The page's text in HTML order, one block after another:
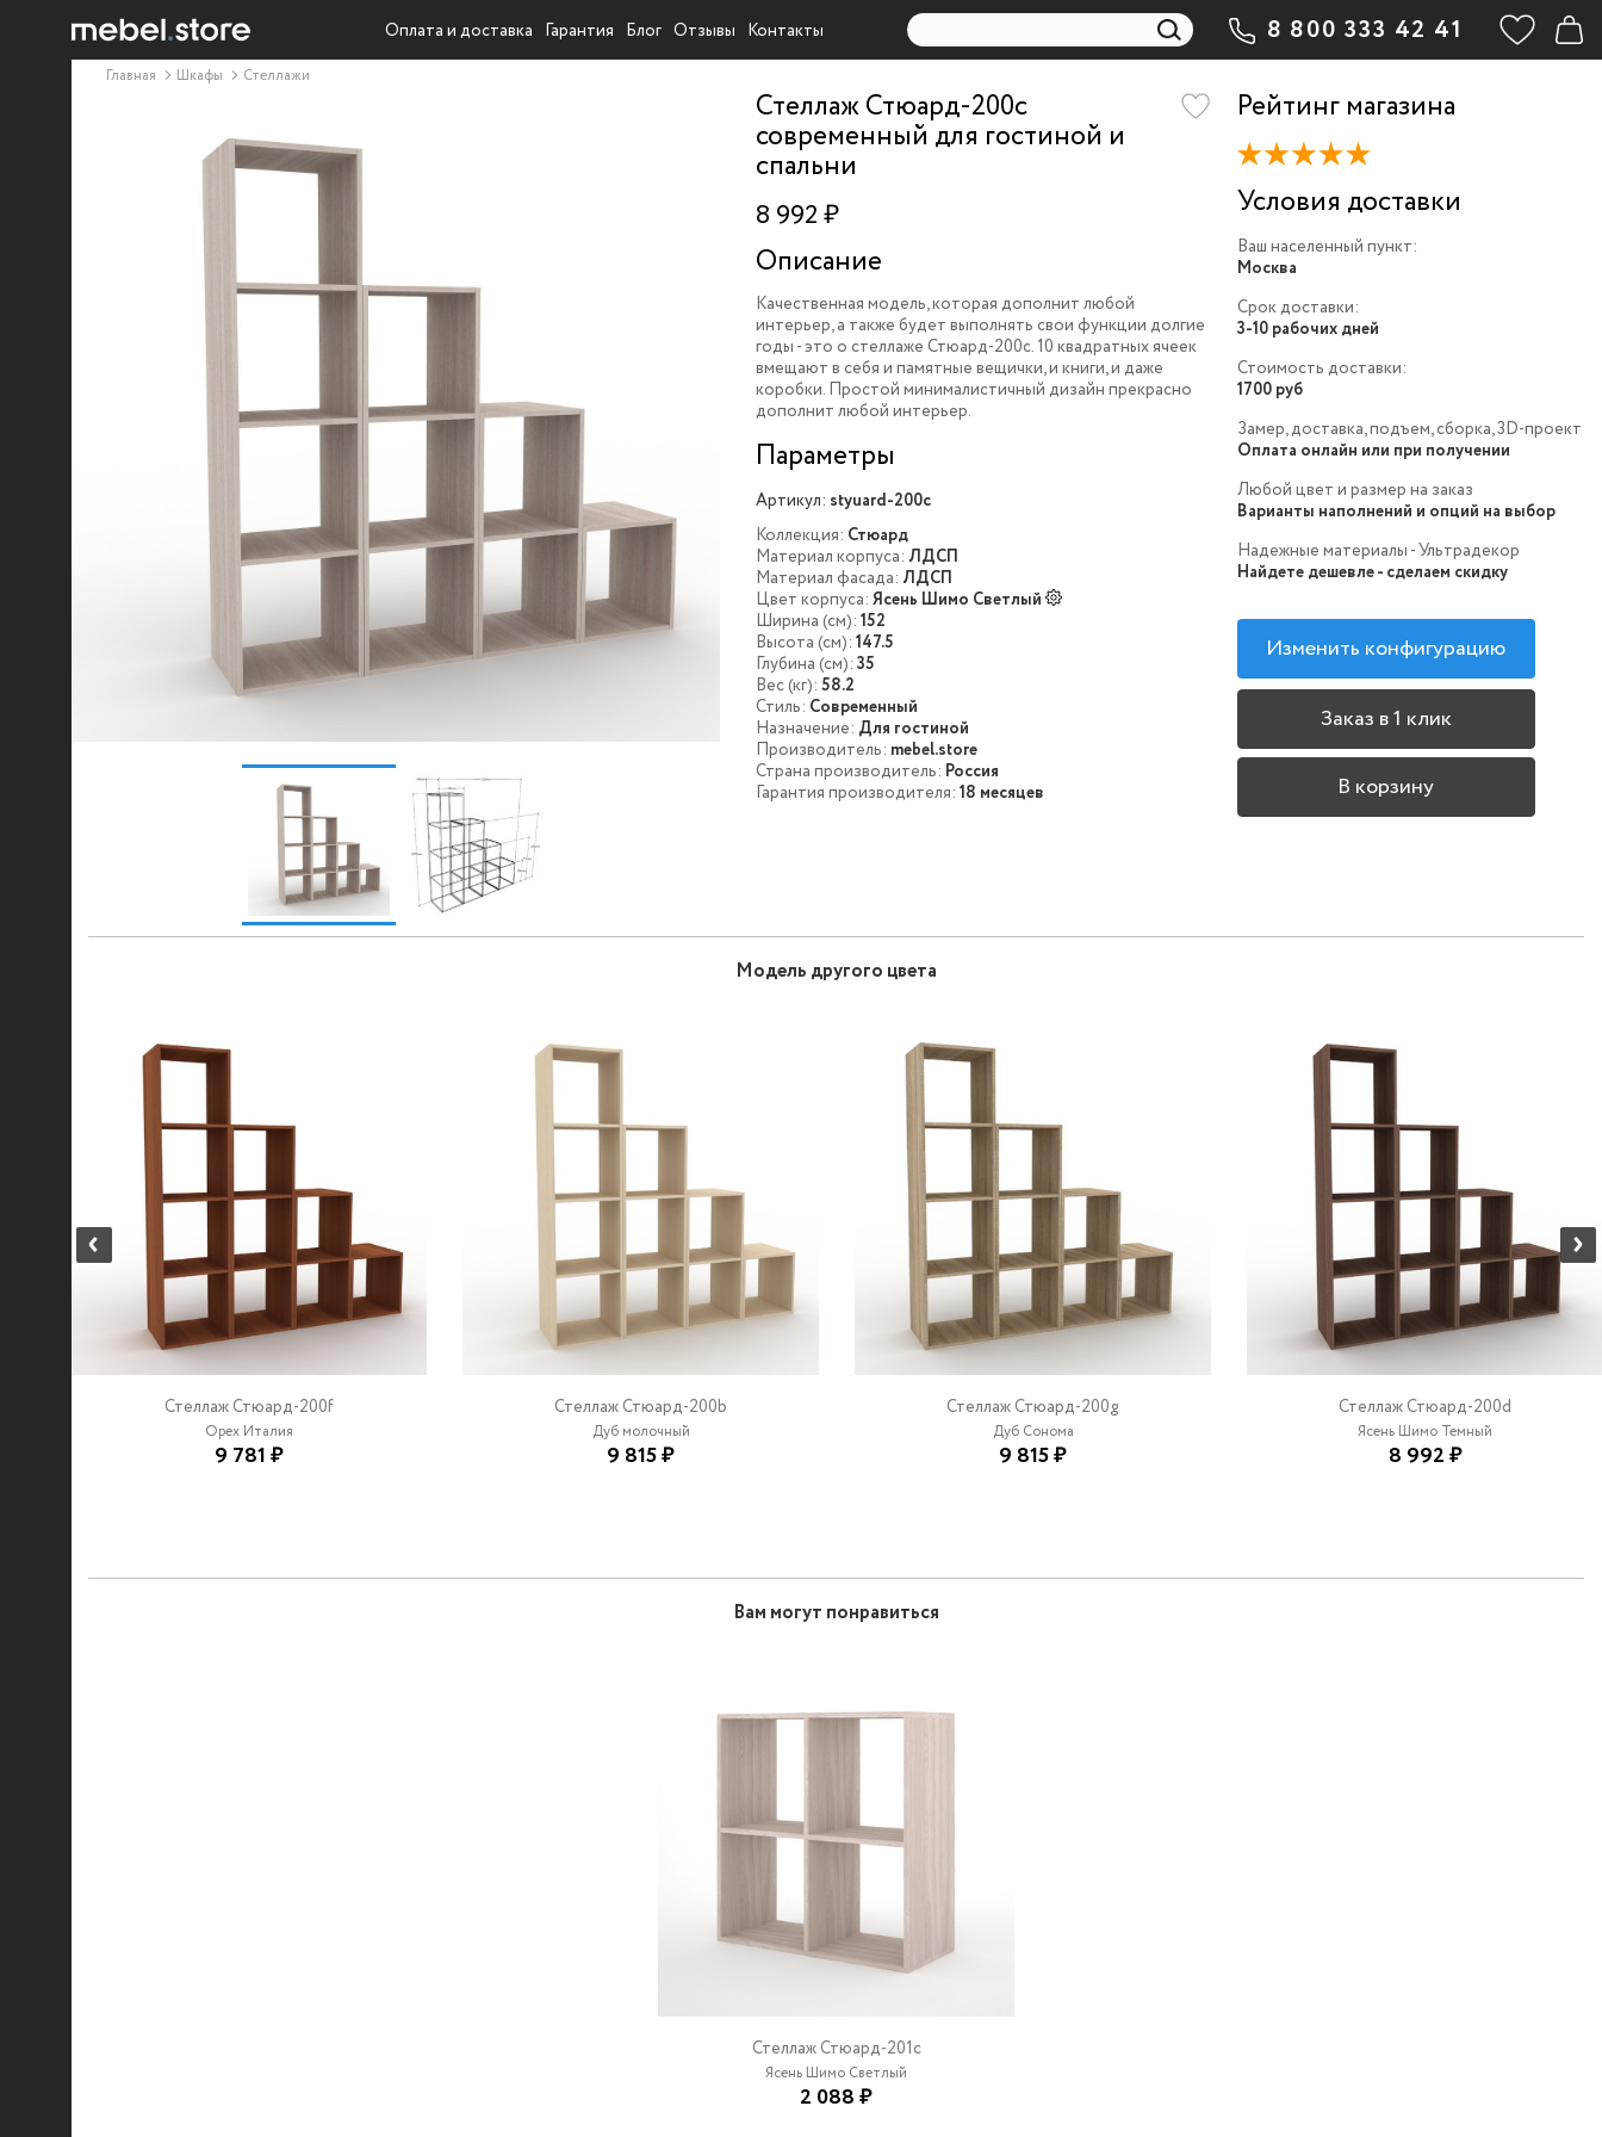
Оплата и доставка Гарантия Блог Отзывы Контакты 8 800 333 42 41
Главная Шкафы Стеллажи
Стеллаж Стюард-200c
современный для гостиной и
спальни
8 992 ₽
Описание
Качественная модель, которая дополнит любой
интерьер, а также будет выполнять свои функции долгие
годы - это о стеллаже Стюард-200c. 10 квадратных ячеек
вмещают в себя и памятные вещички, и книги, и даже
коробки. Простой минималистичный дизайн прекрасно
дополнит любой интерьер.
Параметры
Артикул: styuard-200c
Коллекция: Стюард
Материал корпуса: ЛДСП
Материал фасада: ЛДСП
Цвет корпуса: Ясень Шимо Светлый
Ширина (см): 152
Высота (см): 147.5
Глубина (см): 35
Вес (кг): 58.2
Стиль: Современный
Назначение: Для гостиной
Производитель: mebel.store
Страна производитель: Россия
Гарантия производителя: 18 месяцев
Рейтинг магазина
Условия доставки
Ваш населенный пункт:
Москва
Срок доставки:
3-10 рабочих дней
Стоимость доставки:
1700 руб
Замер, доставка, подъем, сборка, 3D-проект
Оплата онлайн или при получении
Любой цвет и размер на заказ
Варианты наполнений и опций на выбор
Надежные материалы - Ультрадекор
Найдете дешевле - сделаем скидку
Изменить конфигурацию
Заказ в 1 клик
В корзину
Модель другого цвета
Стеллаж Стюард-200f
Орех Италия
9 781 ₽
Стеллаж Стюард-200b
Дуб молочный
9 815 ₽
Стеллаж Стюард-200g
Дуб Сонома
9 815 ₽
Стеллаж Стюард-200d
Ясень Шимо Темный
8 992 ₽
Вам могут понравиться
Стеллаж Стюард-201c
Ясень Шимо Светлый
2 088 ₽